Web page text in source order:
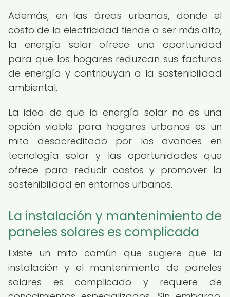
Además, en las áreas urbanas, donde el
costo de la electricidad tiende a ser más alto,
la energía solar ofrece una oportunidad
para que los hogares reduzcan sus facturas
de energía y contribuyan a la sostenibilidad
ambiental.
La idea de que la energía solar no es una
opción viable para hogares urbanos es un
mito desacreditado por los avances en
tecnología solar y las oportunidades que
ofrece para reducir costos y promover la
sostenibilidad en entornos urbanos.
La instalación y mantenimiento de
paneles solares es complicada
Existe un mito común que sugiere que la
instalación y el mantenimiento de paneles
solares es complicado y requiere de